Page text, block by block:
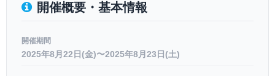
開催概要・基本情報
開催期間
2025年8月22日(金)〜2025年8月23日(土)